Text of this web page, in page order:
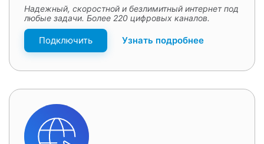
Надежный, скоростной и безлимитный интернет под
любые задачи. Более 220 цифровых каналов.
Подключить Узнать подробнее